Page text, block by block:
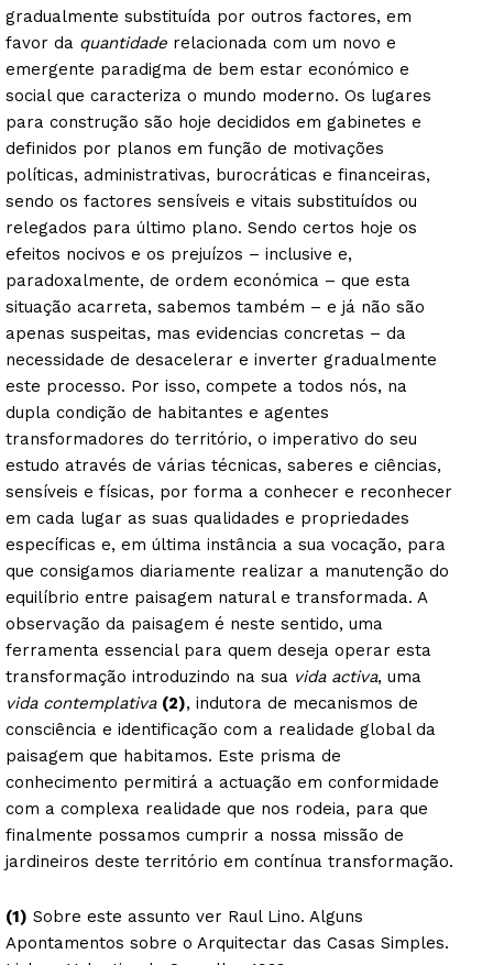
gradualmente substituída por outros factores, em
favor da quantidade relacionada com um novo e
emergente paradigma de bem estar económico e
social que caracteriza o mundo moderno. Os lugares
para construção são hoje decididos em gabinetes e
definidos por planos em função de motivações
políticas, administrativas, burocráticas e financeiras,
sendo os factores sensíveis e vitais substituídos ou
relegados para último plano. Sendo certos hoje os
efeitos nocivos e os prejuízos – inclusive e,
paradoxalmente, de ordem económica – que esta
situação acarreta, sabemos também – e já não são
apenas suspeitas, mas evidencias concretas – da
necessidade de desacelerar e inverter gradualmente
este processo. Por isso, compete a todos nós, na
dupla condição de habitantes e agentes
transformadores do território, o imperativo do seu
estudo através de várias técnicas, saberes e ciências,
sensíveis e físicas, por forma a conhecer e reconhecer
em cada lugar as suas qualidades e propriedades
específicas e, em última instância a sua vocação, para
que consigamos diariamente realizar a manutenção do
equilíbrio entre paisagem natural e transformada. A
observação da paisagem é neste sentido, uma
ferramenta essencial para quem deseja operar esta
transformação introduzindo na sua vida activa, uma
vida contemplativa (2), indutora de mecanismos de
consciência e identificação com a realidade global da
paisagem que habitamos. Este prisma de
conhecimento permitirá a actuação em conformidade
com a complexa realidade que nos rodeia, para que
finalmente possamos cumprir a nossa missão de
jardineiros deste território em contínua transformação.
(1) Sobre este assunto ver Raul Lino. Alguns
Apontamentos sobre o Arquitectar das Casas Simples.